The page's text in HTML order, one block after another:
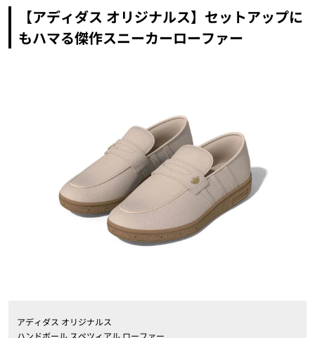
【アディダス オリジナルス】セットアップに
もハマる傑作スニーカーローファー
アディダス オリジナルス
ハンドボール スペツィアル ローファー